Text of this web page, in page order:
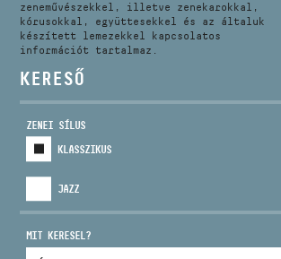
RÓLUNK
KAPCSOLAT
VIDEÓ
zeneművészekkel, illetve zenekarokkal,
kórusokkal, együttesekkel és az általuk
készített lemezekkel kapcsolatos
információt tartalmaz.
KERESŐ
ZENEI SÍLUS
KLASSZIKUS
JAZZ
MIT KERESEL?